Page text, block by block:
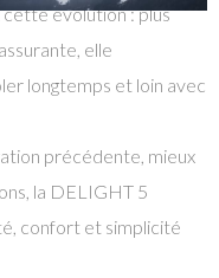
évolution : plus
elle
longtemps et loin avec
précédente, mieux
la DELIGHT 5
confort et simplicité